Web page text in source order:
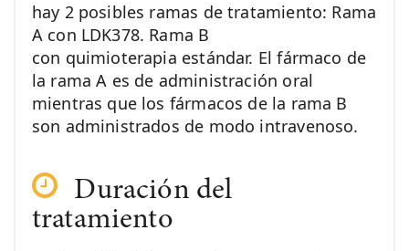
hay 2 posibles ramas de tratamiento: Rama
A con LDK378. Rama B
con quimioterapia estándar. El fármaco de
la rama A es de administración oral
mientras que los fármacos de la rama B
son administrados de modo intravenoso.
Duración del
tratamiento